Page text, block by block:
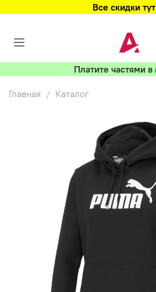
Все скидки тут
Платите частями в
Главная Каталог